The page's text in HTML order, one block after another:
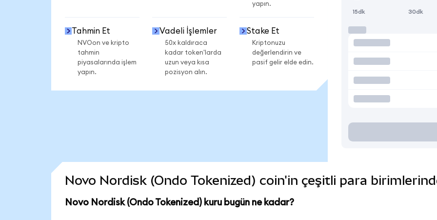
yapın.
Tahmin Et
NVOon ve kripto
tahmin
piyasalarında işlem
yapın.
Vadeli İşlemler
50x kaldıraca
kadar token'larda
uzun veya kısa
pozisyon alın.
Stake Et
Kriptonuzu
değerlendirin ve
pasif gelir elde edin.
15dk 30dk
Novo Nordisk (Ondo Tokenized) coin'in çeşitli para
Novo Nordisk (Ondo Tokenized) kuru bugün ne kadar?